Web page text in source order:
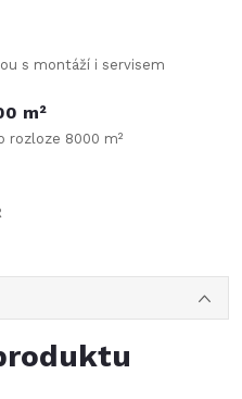
s montáží i servisem
m²
rozloze 8000 m²